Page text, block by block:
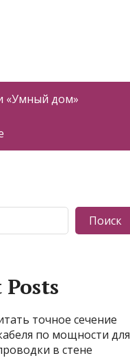
«Умный дом»
Поиск
точное сечение
по мощности для
в стене